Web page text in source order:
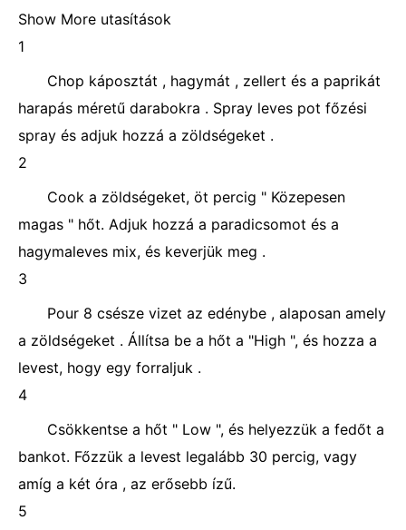
Show More utasítások
1
Chop káposztát , hagymát , zellert és a paprikát
harapás méretű darabokra . Spray leves pot főzési
spray és adjuk hozzá a zöldségeket .
2
Cook a zöldségeket, öt percig " Közepesen
magas " hőt. Adjuk hozzá a paradicsomot és a
hagymaleves mix, és keverjük meg .
3
Pour 8 csésze vizet az edénybe , alaposan amely
a zöldségeket . Állítsa be a hőt a "High ", és hozza a
levest, hogy egy forraljuk .
4
Csökkentse a hőt " Low ", és helyezzük a fedőt a
bankot. Főzzük a levest legalább 30 percig, vagy
amíg a két óra , az erősebb ízű.
5